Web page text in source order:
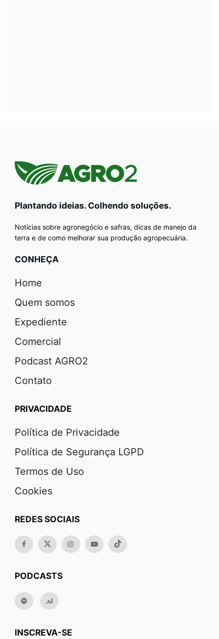
Plantando ideias. Colhendo soluções.
Notícias sobre agronegócio e safras, dicas de manejo da
terra e de como melhorar sua produção agropecuária.
CONHEÇA
Home
Quem somos
Expediente
Comercial
Podcast AGRO2
Contato
PRIVACIDADE
Política de Privacidade
Política de Segurança LGPD
Termos de Uso
Cookies
REDES SOCIAIS
PODCASTS
INSCREVA-SE